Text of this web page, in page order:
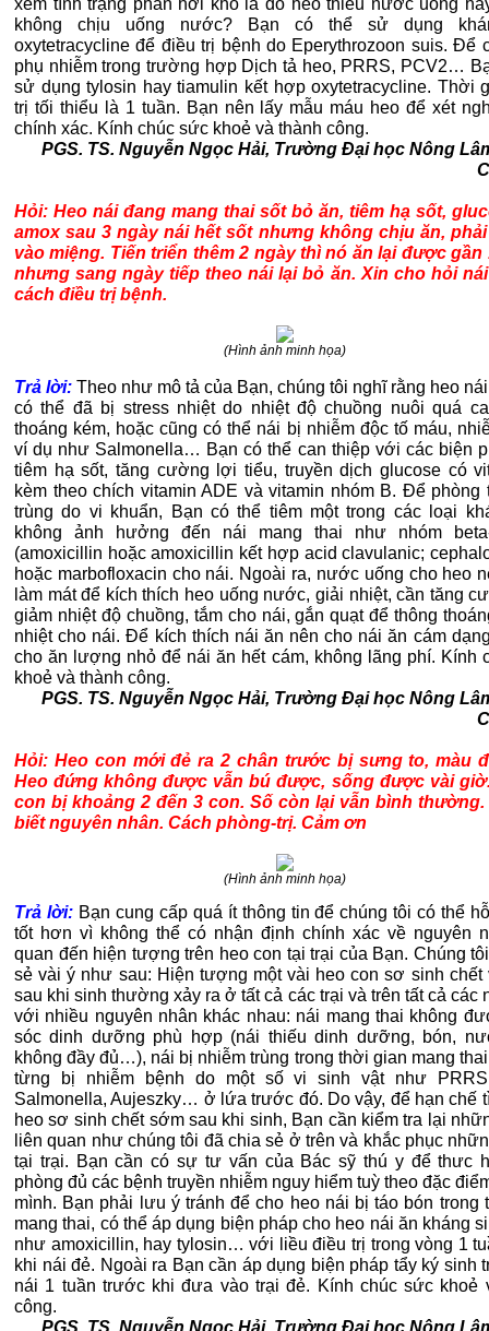
không chịu uống nước? Bạn có thể sử dụng
oxytetracycline để điều trị bệnh do Eperythrozoon suis. Để
phụ nhiễm trong trường hợp Dịch tả heo, PRRS, PCV2…
sử dụng tylosin hay tiamulin kết hợp oxytetracycline. Thời
trị tối thiểu là 1 tuần. Bạn nên lấy mẫu máu heo để xét
chính xác. Kính chúc sức khoẻ và thành công.
PGS. TS. Nguyễn Ngọc Hải, Trường Đại học Nông
Hỏi: Heo nái đang mang thai sốt bỏ ăn, tiêm hạ sốt,
amox sau 3 ngày nái hết sốt nhưng không chịu ăn,
vào miệng. Tiến triển thêm 2 ngày thì nó ăn lại được gần
nhưng sang ngày tiếp theo nái lại bỏ ăn. Xin cho hỏi
cách điều trị bệnh.
(Hình ảnh minh họa)
Trả lời: Theo như mô tả của Bạn, chúng tôi nghĩ rằng heo
có thể đã bị stress nhiệt do nhiệt độ chuồng nuôi quá
thoáng kém, hoặc cũng có thể nái bị nhiễm độc tố máu,
ví dụ như Salmonella… Bạn có thể can thiệp với các biện
tiêm hạ sốt, tăng cường lợi tiểu, truyền dịch glucose có
kèm theo chích vitamin ADE và vitamin nhóm B. Để phòng
trùng do vi khuẩn, Bạn có thể tiêm một trong các loại
không ảnh hưởng đến nái mang thai như nhóm beta-
(amoxicillin hoặc amoxicillin kết hợp acid clavulanic;
hoặc marbofloxacin cho nái. Ngoài ra, nước uống cho heo
làm mát để kích thích heo uống nước, giải nhiệt, cần tăng
giảm nhiệt độ chuồng, tắm cho nái, gắn quạt để thông
nhiệt cho nái. Để kích thích nái ăn nên cho nái ăn cám
cho ăn lượng nhỏ để nái ăn hết cám, không lãng phí. Kính
khoẻ và thành công.
PGS. TS. Nguyễn Ngọc Hải, Trường Đại học Nông
Hỏi: Heo con mới đẻ ra 2 chân trước bị sưng to, màu
Heo đứng không được vẫn bú được, sống được vài
con bị khoảng 2 đến 3 con. Số còn lại vẫn bình
biết nguyên nhân. Cách phòng-trị. Cảm ơn
(Hình ảnh minh họa)
Trả lời:Bạn cung cấp quá ít thông tin để chúng tôi có thể
tốt hơn vì không thể có nhận định chính xác về nguyên
quan đến hiện tượng trên heo con tại trại của Bạn. Chúng
sẻ vài ý như sau: Hiện tượng một vài heo con sơ sinh chết
sau khi sinh thường xảy ra ở tất cả các trại và trên tất cả các
với nhiều nguyên nhân khác nhau: nái mang thai không
sóc dinh dưỡng phù hợp (nái thiếu dinh dưỡng, bón,
không đầy đủ…), nái bị nhiễm trùng trong thời gian mang
từng bị nhiễm bệnh do một số vi sinh vật như
Salmonella, Aujeszky… ở lứa trước đó. Do vậy, để hạn chế
heo sơ sinh chết sớm sau khi sinh, Bạn cần kiểm tra lại
liên quan như chúng tôi đã chia sẻ ở trên và khắc phục
tại trại. Bạn cần có sự tư vấn của Bác sỹ thú y để thưc
phòng đủ các bệnh truyền nhiễm nguy hiểm tuỳ theo đặc
mình. Bạn phải lưu ý tránh để cho heo nái bị táo bón trong
mang thai, có thể áp dụng biện pháp cho heo nái ăn kháng
như amoxicillin, hay tylosin… với liều điều trị trong vòng 1
khi nái đẻ. Ngoài ra Bạn cần áp dụng biện pháp tẩy ký sinh
nái 1 tuần trước khi đưa vào trại đẻ. Kính chúc sức khoẻ
công.
PGS. TS. Nguyễn Ngọc Hải, Trường Đại học Nông